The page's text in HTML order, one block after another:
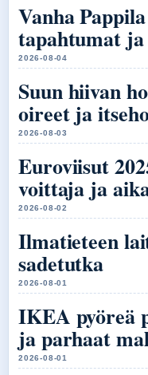
Vanha
tapahtumat
2026-08-04
Suun hiivan
oireet ja
2026-08-03
Euroviisut
voittaja ja
2026-08-02
Ilmatieteen
sadetutka
2026-08-01
IKEA pyöreä
ja parhaat
2026-08-01